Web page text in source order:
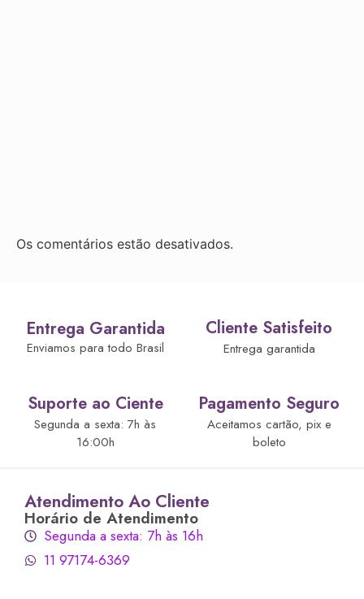
Os comentários estão desativados.
Entrega Garantida
Enviamos para todo Brasil
Cliente Satisfeito
Entrega garantida
Suporte ao Ciente
Segunda a sexta: 7h às
16:00h
Pagamento Seguro
Aceitamos cartão, pix e
boleto
Atendimento Ao Cliente
Horário de Atendimento
Segunda a sexta: 7h às 16h
11 97174-6369